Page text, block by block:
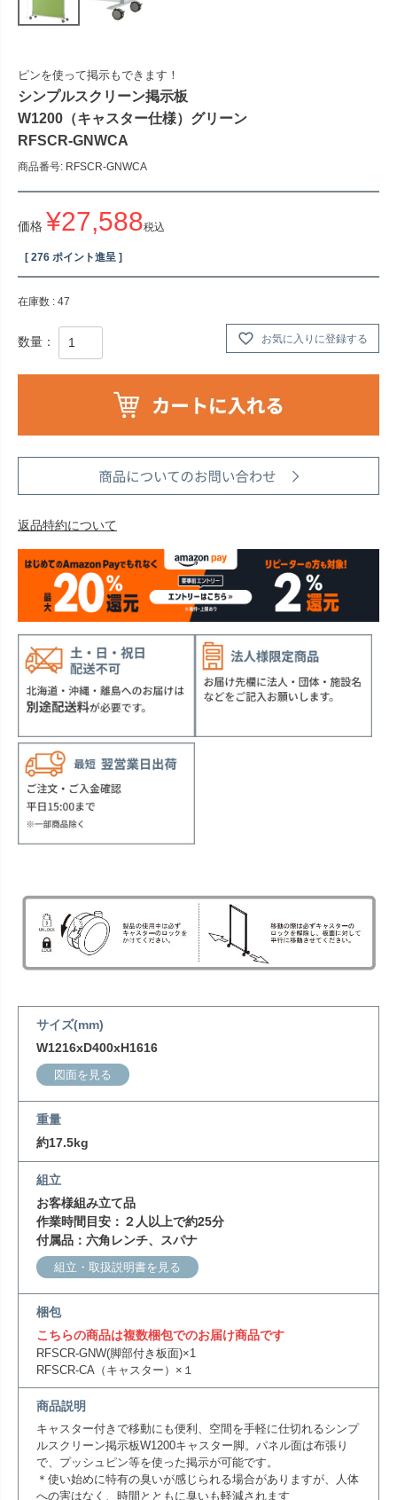
ピンを使って掲示もできます！
シンプルスクリーン掲示板
W1200（キャスター仕様）グリーン
RFSCR-GNWCA
商品番号 RFSCR-GNWCA
価格 ¥27,588税込
[ 276 ポイント進呈 ]
在庫数 47
お気に入りに登録する
返品特約について
サイズ(mm)
W1216xD400xH1616
図面を見る
重量
約17.5kg
組立
お客様組み立て品
作業時間目安：２人以上で約25分
付属品：六角レンチ、スパナ
組立・取扱説明書を見る
梱包
こちらの商品は複数梱包でのお届け商品です
RFSCR-GNW(脚部付き板面)×1
RFSCR-CA（キャスター）×１
商品説明
キャスター付きで移動にも便利、空間を手軽に仕切れるシンプ
ルスクリーン掲示板W1200キャスター脚。パネル面は布張り
で、プッシュピン等を使った掲示が可能です。
＊使い始めに特有の臭いが感じられる場合がありますが、人体
への害はなく、時間とともに臭いも軽減されます